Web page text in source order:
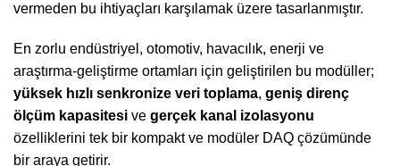
vermeden bu ihtiyaçları karşılamak üzere tasarlanmıştır.
En zorlu endüstriyel, otomotiv, havacılık, enerji ve
araştırma-geliştirme ortamları için geliştirilen bu modüller;
yüksek hızlı senkronize veri toplama, geniş direnç
ölçüm kapasitesi ve gerçek kanal izolasyonu
özelliklerini tek bir kompakt ve modüler DAQ çözümünde
bir araya getirir.